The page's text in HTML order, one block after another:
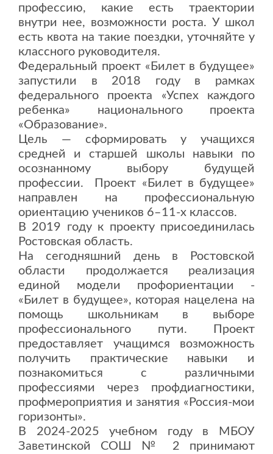
профессию, какие есть траектории
внутри нее, возможности роста. У школ
есть квота на такие поездки, уточняйте у
классного руководителя.
Федеральный проект «Билет в будущее»
запустили в 2018 году в рамках
федерального проекта «Успех каждого
ребенка» национального проекта
«Образование».
Цель — сформировать у учащихся
средней и старшей школы навыки по
осознанному выбору будущей
профессии. Проект «Билет в будущее»
направлен на профессиональную
ориентацию учеников 6–11-х классов.
В 2019 году к проекту присоединилась
Ростовская область.
На сегодняшний день в Ростовской
области продолжается реализация
единой модели профориентации -
«Билет в будущее», которая нацелена на
помощь школьникам в выборе
профессионального пути. Проект
предоставляет учащимся возможность
получить практические навыки и
познакомиться с различными
профессиями через профдиагностики,
профмероприятия и занятия «Россия-мои
горизонты».
В 2024-2025 учебном году в МБОУ
Заветинской СОШ № 2 принимают